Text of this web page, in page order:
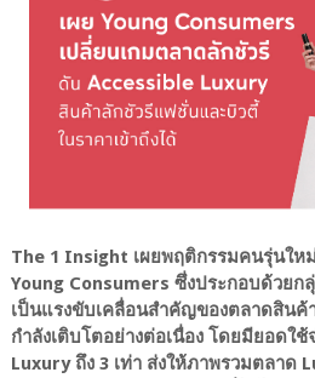
The 1 Insight เผยพฤติกรรมคนรุ่นให
Young Consumers ซึ่งประกอบด้วยก
เป็นแรงขับเคลื่อนสำคัญของตลาดสินค้
กำลังเติบโตอย่างต่อเนื่อง โดยมียอดใ
Luxury ถึง 3 เท่า ส่งให้ภาพรวมตลาด